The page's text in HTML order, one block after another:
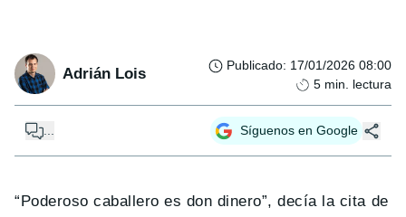
Adrián Lois Publicado: 17/01/2026 08:00
5 min. lectura
... Síguenos en Google
“Poderoso caballero es don dinero”, decía la cita de